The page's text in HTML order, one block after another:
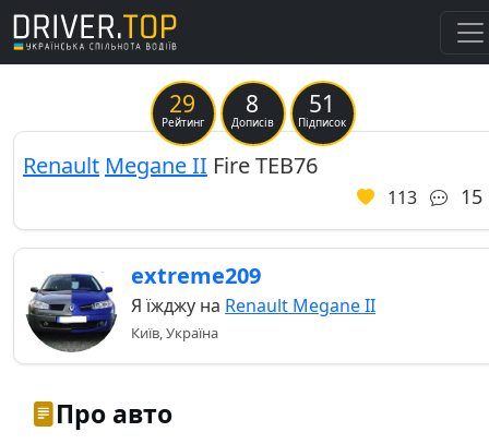
29
Рейтинг
8
Дописів
51
Підписок
Renault Megane II Fire TEB76
113 15
extreme209
Я їжджу на Renault Megane II
Київ, Україна
Про авто